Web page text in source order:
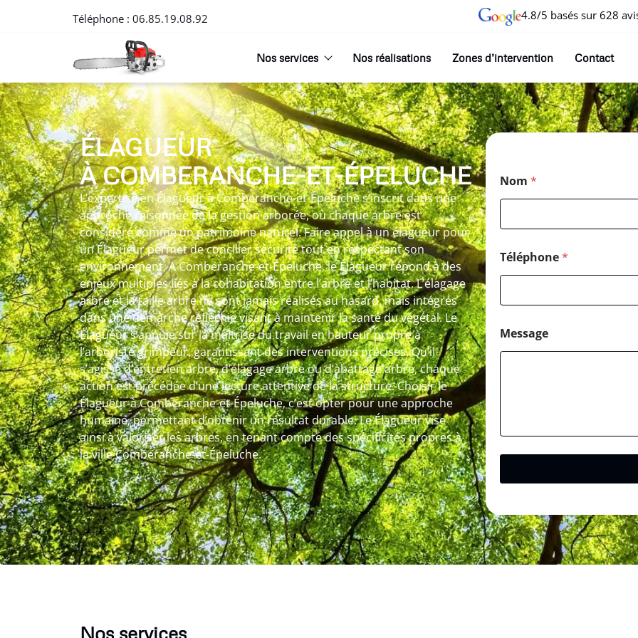
Téléphone : 06.85.19.08.92 4.8/5 basés sur 628
Nos services Nos réalisations Zones d’intervention Contact
ÉLAGUEUR
À COMBERANCHE-ET-ÉPELUCHE
L’expertise en Élagueur à Comberanche-et-Épeluche s’inscrit dans une
approche raisonnée de la gestion arborée, où chaque arbre est
considéré comme un patrimoine naturel. Faire appel à un élagueur pour
un Élagueur permet de concilier sécurité tout en respectant son
environnement. A Comberanche-et-Épeluche, le Élagueur répond à des
enjeux multiples liés à la cohabitation entre l’arbre et l’habitat. L’élagage
arbre et la taille arbre ne sont jamais réalisés au hasard, mais intégrés
dans une démarche réfléchie visant à maintenir la santé du végétal. Le
Élagueur s’appuie sur la maîtrise du travail en hauteur propre à
l’arboriste grimpeur, garantissant des interventions précises. Qu’il
s’agisse d’entretien arbre, d’élagage arbre ou d’abattage arbre, chaque
action est précédée d’une lecture attentive de la structure. Choisir le
Élagueur à Comberanche-et-Épeluche, c’est opter pour une approche
humaine, permettant d’obtenir un résultat durable. Le Élagueur vise
ainsi à valoriser les arbres, en tenant compte des spécificités propres à
la ville Comberanche-et-Épeluche.
Nom *
Téléphone*
Message
Nos services